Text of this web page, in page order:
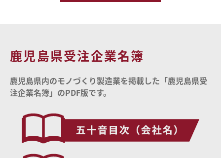
鹿児島県受注企業名簿
鹿児島県内のモノづくり製造業を掲載した「鹿児島県受
注企業名簿」のPDF版です。